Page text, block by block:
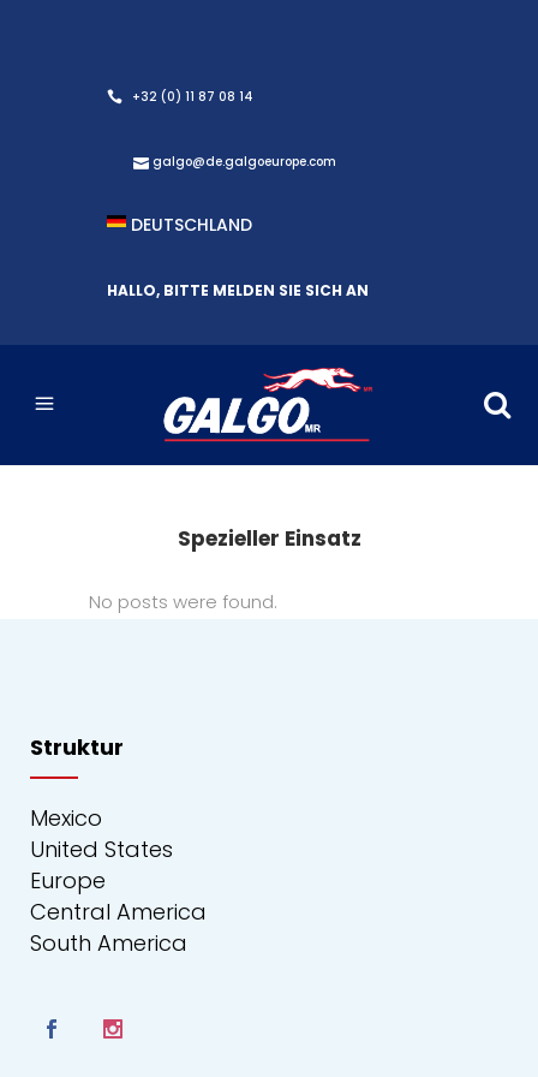
+32 (0) 11 87 08 14
galgo@de.galgoeurope.com
DEUTSCHLAND
HALLO, BITTE MELDEN SIE SICH AN
Spezieller Einsatz
No posts were found.
Struktur
Mexico
United States
Europe
Central America
South America